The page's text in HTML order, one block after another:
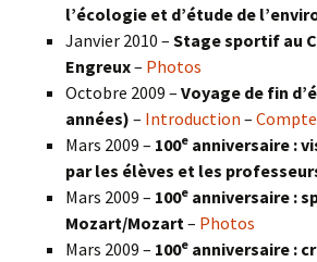
l’écologie et d’étude de
Janvier 2010 – Stage sportif au
Engreux– Photos
Octobre 2009 – Voyage de fin
années) – Introduction –
Mars 2009 – 100e anniversaire :
par les élèves et les
Mars 2009 – 100e anniversaire :
Mozart/Mozart – Photos
Mars 2009 – 100e anniversaire :